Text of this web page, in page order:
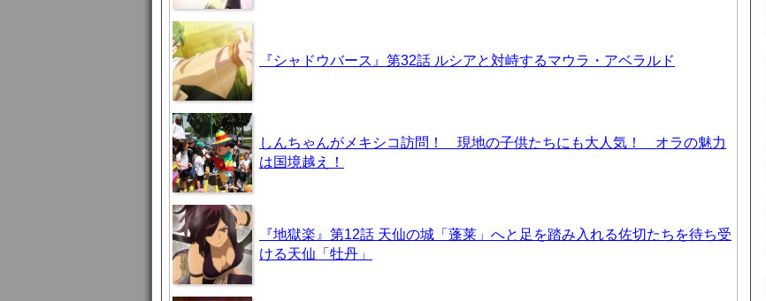
『シャドウバース』第32話 ルシアと対峙するマウラ・アベラルド
しんちゃんがメキシコ訪問！ 現地の子供たちにも大人気！ オラの魅力
は国境越え！
『地獄楽』第12話 天仙の城「蓬莱」へと足を踏み入れる佐切たちを待ち受
ける天仙「牡丹」